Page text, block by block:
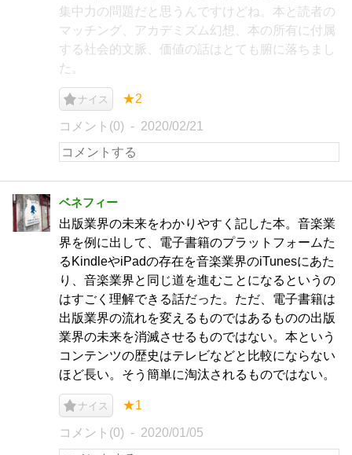
集中力の問題だと思うんですけどね。本と読者の
マッチング、アカデミズム幻想、本の所有に付属
する社会的文脈、価値の話はとても腑に落ちまし
た。
ナイス ★2
コメント(0) 2020/02/21
ベネフィー
出版業界の未来をわかりやすく記した本。音楽業
界を例に出して、電子書籍のプラットフォームた
るKindleやiPadの存在を音楽業界のiTunesにあた
り、音楽業界と同じ道を進むことになるというの
はすごく理解できる話だった。ただ、電子書籍は
出版業界の流れを変えるものではあるものの出版
業界の未来を消滅させるものではない。本という
コンテンツの歴史はテレビなどと比較にならない
ほど長い。そう簡単に淘汰されるものではない。
ナイス ★1
コメント(0) 2020/01/05